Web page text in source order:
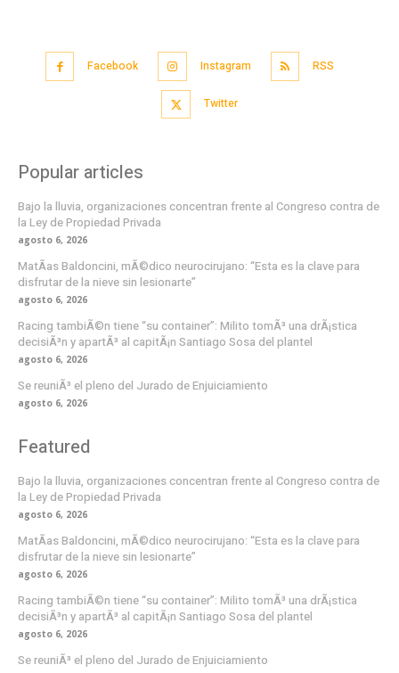
Facebook Instagram RSS
Twitter
Popular articles
Bajo la lluvia, organizaciones concentran frente al Congreso contra de
la Ley de Propiedad Privada
agosto 6, 2026
MatÃ­as Baldoncini, mÃ©dico neurocirujano: “Esta es la clave para
disfrutar de la nieve sin lesionarte”
agosto 6, 2026
Racing tambiÃ©n tiene “su container”: Milito tomÃ³ una drÃ¡stica
decisiÃ³n y apartÃ³ al capitÃ¡n Santiago Sosa del plantel
agosto 6, 2026
Se reuniÃ³ el pleno del Jurado de Enjuiciamiento
agosto 6, 2026
Featured
Bajo la lluvia, organizaciones concentran frente al Congreso contra de
la Ley de Propiedad Privada
agosto 6, 2026
MatÃ­as Baldoncini, mÃ©dico neurocirujano: “Esta es la clave para
disfrutar de la nieve sin lesionarte”
agosto 6, 2026
Racing tambiÃ©n tiene “su container”: Milito tomÃ³ una drÃ¡stica
decisiÃ³n y apartÃ³ al capitÃ¡n Santiago Sosa del plantel
agosto 6, 2026
Se reuniÃ³ el pleno del Jurado de Enjuiciamiento